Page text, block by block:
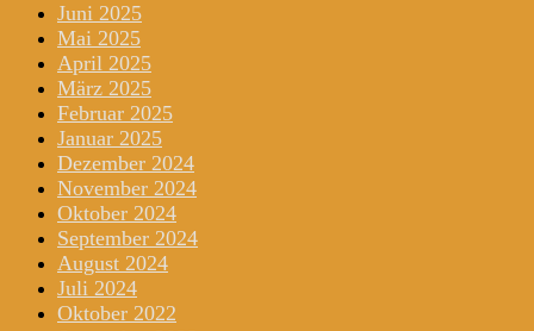
Juni 2025
Mai 2025
April 2025
März 2025
Februar 2025
Januar 2025
Dezember 2024
November 2024
Oktober 2024
September 2024
August 2024
Juli 2024
Oktober 2022